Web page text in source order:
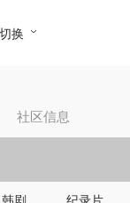
换
社区信息
韩剧 纪录片